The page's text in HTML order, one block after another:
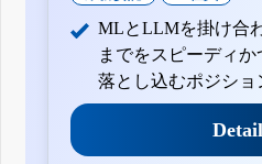
MLとLLMを掛け合
までをスピーディ
落とし込むポジショ